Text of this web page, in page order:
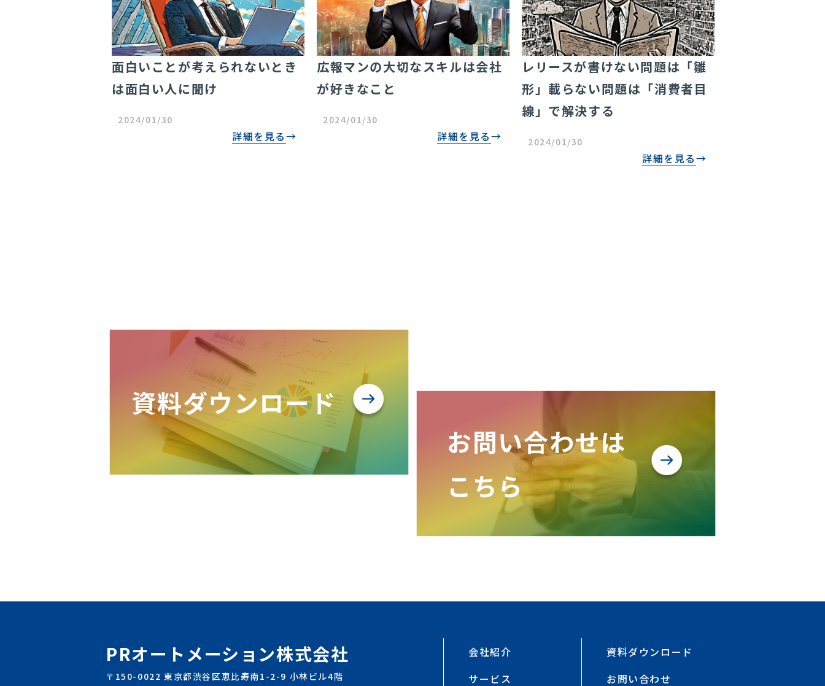
面白いことが考えられないとき
は面白い人に聞け
2024/01/30
詳細を見る
広報マンの大切なスキルは会社
が好きなこと
2024/01/30
詳細を見る
レリースが書けない問題は「雛
形」載らない問題は「消費者目
線」で解決する
2024/01/30
詳細を見る
資料ダウンロード
お問い合わせは
こちら
PRオートメーション株式会社
〒150-0022 東京都渋谷区恵比寿南1-2-9 小林ビル4階
会社紹介
サービス
資料ダウンロード
お問い合わせ